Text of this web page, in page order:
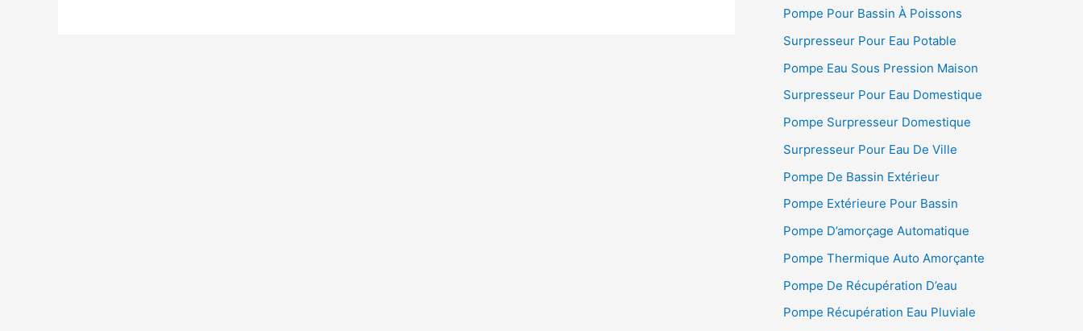
Pompe Pour Bassin À Poissons
Surpresseur Pour Eau Potable
Pompe Eau Sous Pression Maison
Surpresseur Pour Eau Domestique
Pompe Surpresseur Domestique
Surpresseur Pour Eau De Ville
Pompe De Bassin Extérieur
Pompe Extérieure Pour Bassin
Pompe D’amorçage Automatique
Pompe Thermique Auto Amorçante
Pompe De Récupération D’eau
Pompe Récupération Eau Pluviale